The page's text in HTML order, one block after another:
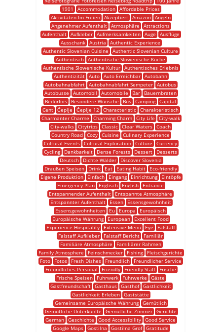
1901
Accommodation
Affordable Prices
Aktivitäten Im Freien
Akzeptiert Amazon
Angeln
Angenehmer Aufenthalt Atmosphäre
Attractions
Aufenthalt
Aufkleber Aufmerksamkeiten Auge
Ausflüge
Ausschank Austria
Authentic Experience
Authentic Slovenian Cuisine
Authentic Slovenian Culture
Authentisch Authentische Slowenische Küche
Authentische Slowenische Kultur
Authentisches Erlebnis
Authentizität Auto Auto Erreichbar Autobahn
Autobahnabfahrt Autobahnabfahrt Sempeter Autobus
Autobusse
Automobil Automobile Bar
Bauernbraten
Bedürfnis
Besondere Wünsche Bus Camping Capital
Cent Čeplje Čeplje 12 Characteristic Charakteristisch
Charmanter Charme
Charming Charm City Life
City-walk
City-walks Citytrips Classic Clear Waters Coach
Country Road Cozy Cuisine
Culinary Experience
Cultural Events Cultural Exploration Culture
Currency
Cycling
Dankbarkeit Dense Forests Dessert
Desserts
Deutsch
Dichte Wälder
Discover Slovenia
Draußen Speisen
Drink Eat Eating Habit
Eco-friendly
Eigene Produktion
Einfach Eingang Einrichtung
Eintöpfe
Emergency Plan
Englisch English
Entrance
Entspannender Aufenthalt
Entspannte Atmosphäre
Entspannter Aufenthalt
Essen
Essensgewohnheit
Essensgewohnheiten
Eu Europa
Europäisch
Europäische Währung
European
Excellent Food
Experience Hospitality
Extensive Menu Eye
Falstaff
Falstaff Aufkleber
Falstaff Bericht
Familiär
Familiäre Atmosphäre
Familiärer Rahmen
Family Atmosphere
Feinschmecker Fishing
Fleischgerichte
Foto
Fotos Fresh Dishes Freundlich
Freundlicher Service
Freundliches Personal
Friendly Friendly Staff
Frische
Frische Speisen
Fuhrwerk Fuhrwerke
Gäste
Gastfreundschaft
Gasthaus Gasthof
Gastlichkeit
Gastlichkeit Erleben Gaststätte
Gemeinsame Europäische Währung
Gemütlich
Gemütliche Unterkünfte
Gemütliche Zimmer
Gerichte
German Geschichte Good Accessibility Good Service
Google Maps
Gostilna Gostilna Grof
Gratitude